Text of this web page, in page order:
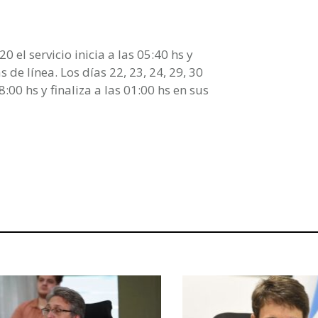
el servicio inicia a las 05:40 hs y
de línea. Los días 22, 23, 24, 29, 30
hs y finaliza a las 01:00 hs en sus